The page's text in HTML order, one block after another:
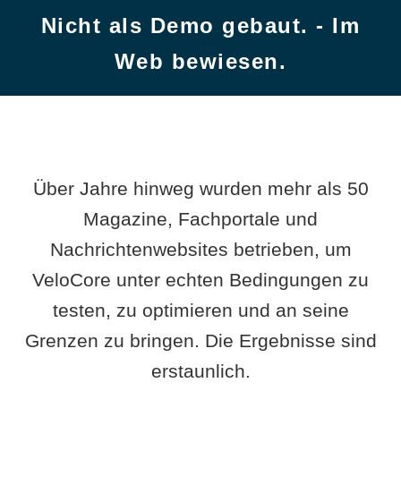
Nicht als Demo gebaut. - Im
Web bewiesen.
Über Jahre hinweg wurden mehr als 50
Magazine, Fachportale und
Nachrichtenwebsites betrieben, um
VeloCore unter echten Bedingungen zu
testen, zu optimieren und an seine
Grenzen zu bringen. Die Ergebnisse sind
erstaunlich.